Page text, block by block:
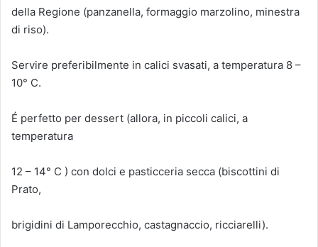
della Regione (panzanella, formaggio marzolino, minestra
di riso).
Servire preferibilmente in calici svasati, a temperatura 8 –
10° C.
É perfetto per dessert (allora, in piccoli calici, a
temperatura
12 – 14° C ) con dolci e pasticceria secca (biscottini di
Prato,
brigidini di Lamporecchio, castagnaccio, ricciarelli).